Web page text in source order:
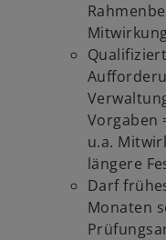
Vorgaben
u.a.
längere
Darf
Monaten